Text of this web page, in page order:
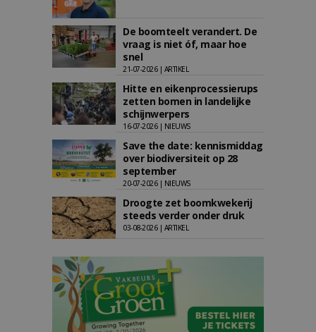
De boomteelt verandert. De
vraag is niet óf, maar hoe
snel
21-07-2026 | ARTIKEL
Hitte en eikenprocessierups
zetten bomen in landelijke
schijnwerpers
16-07-2026 | NIEUWS
Save the date: kennismiddag
over biodiversiteit op 28
september
20-07-2026 | NIEUWS
Droogte zet boomkwekerij
steeds verder onder druk
03-08-2026 | ARTIKEL